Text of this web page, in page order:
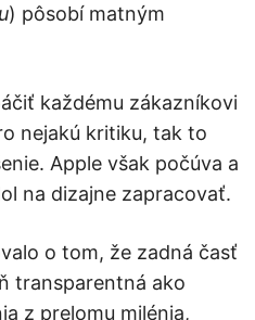
) pôsobí matným
každému zákazníkovi
nejakú kritiku, tak to
Apple však počúva a
na dizajne zapracovať.
o tom, že zadná časť
transparentná ako
z prelomu milénia,